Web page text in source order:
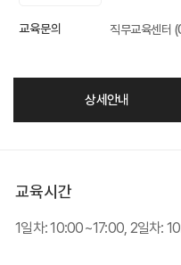
교육문의 직무교육센
상세안내
교육시간
1일차: 10:00~17:00, 2일차: